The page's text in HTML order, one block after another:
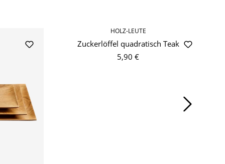
HOLZ-LEUTE
Zuckerlöffel quadratisch Teak
5,90 €